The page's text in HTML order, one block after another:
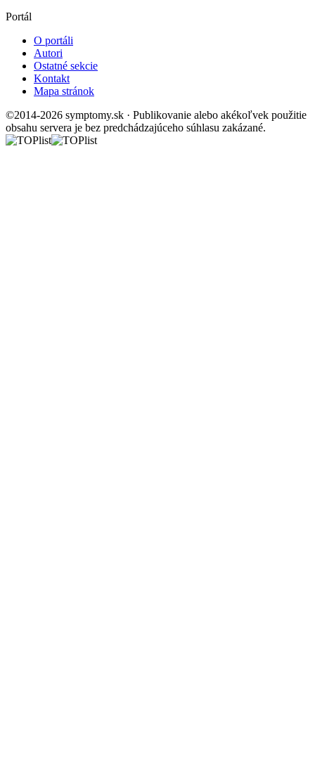
Portál
O portáli
Autori
Ostatné sekcie
Kontakt
Mapa stránok
©2014-2026 symptomy.sk · Publikovanie alebo akékoľvek použitie
obsahu servera je bez predchádzajúceho súhlasu zakázané.